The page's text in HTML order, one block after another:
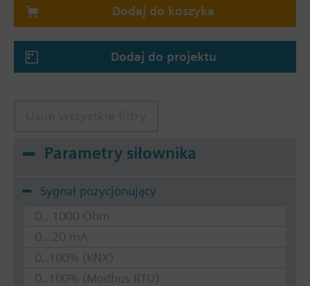
Dodaj do koszyka
Dodaj do projektu
Parametry siłownika
Sygnał pozycjonujący
0...1000 Ohm
0...20 mA
0..100% (KNX)
0..100% (Modbus RTU)